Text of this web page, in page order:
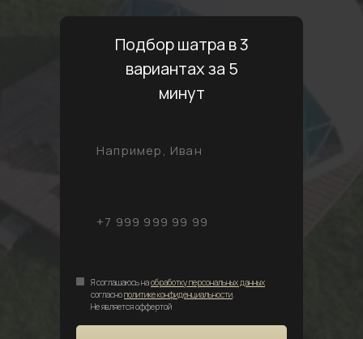
Подбор шатра в 3
вариантах за 5
минут
Я соглашаюсь наобработку персональных данных
согласнополитике конфиденциальности.
Не является оффертой